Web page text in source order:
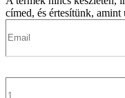
mennyiség
címed, és értesítünk, amint